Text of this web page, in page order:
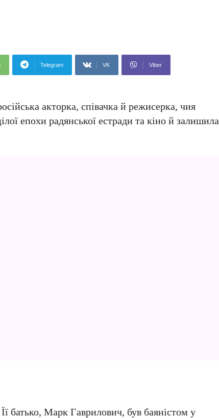
Telegram VK Viber
акторка, співачка й режисерка, чия
епохи радянської естради та кіно й залишила
батько, Марк Гаврилович, був баяністом у